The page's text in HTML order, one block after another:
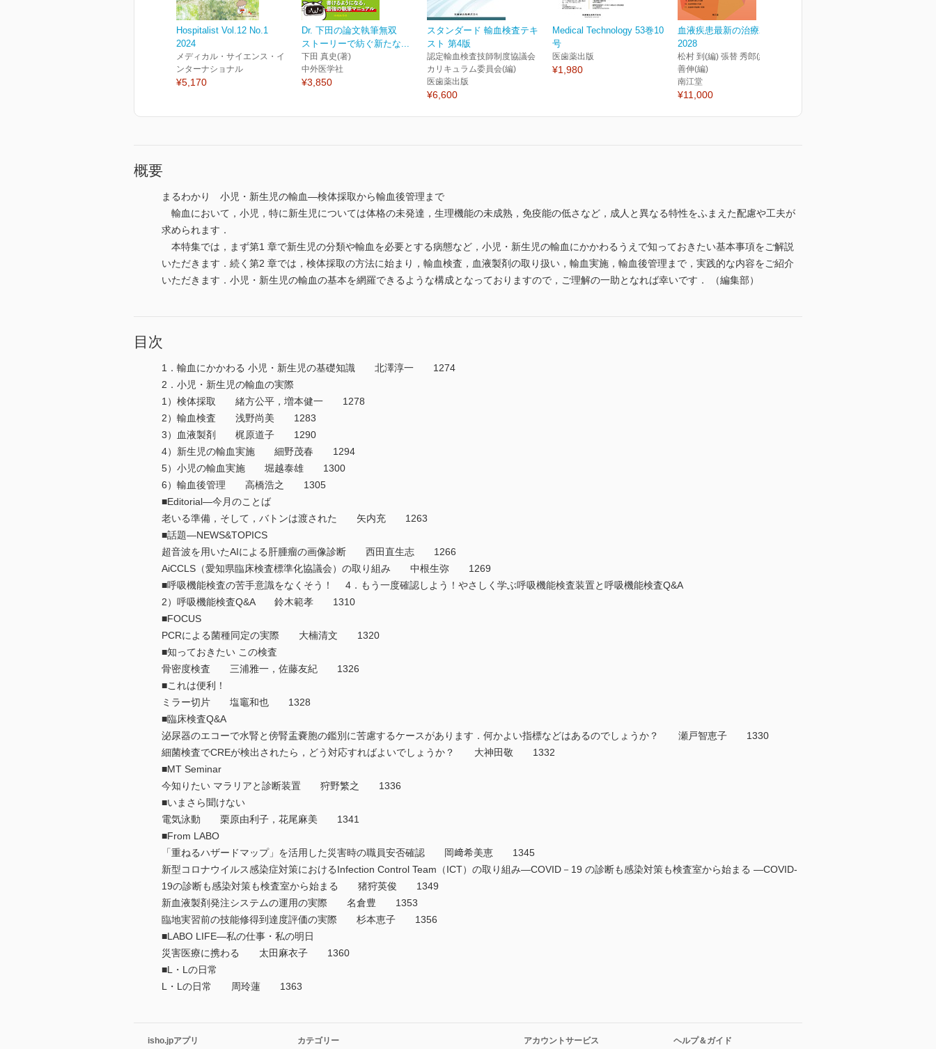
Hospitalist Vol.12 No.1
2024
メディカル・サイエンス・イ
ンターナショナル
¥5,170
Dr. 下田の論文執筆無双
ストーリーで紡ぐ新たな...
下田 真史(著)
中外医学社
¥3,850
スタンダード 輸血検査テキ
スト 第4版
認定輸血検査技師制度協議会
カリキュラム委員会(編)
医歯薬出版
¥6,600
Medical Technology 53巻10
号
医歯薬出版
¥1,980
血液疾患最新の治療2026-
2028
松村 到(編) 張替 秀郎(編) 神田
善伸(編)
南江堂
¥11,000
概要
まるわかり 小児・新生児の輸血―検体採取から輸血後管理まで
輸血において，小児，特に新生児については体格の未発達，生理機能の未成熟，免疫能の低さなど，成人と異なる特性をふまえた配慮や工夫が
求められます．
本特集では，まず第1 章で新生児の分類や輸血を必要とする病態など，小児・新生児の輸血にかかわるうえで知っておきたい基本事項をご解説
いただきます．続く第2 章では，検体採取の方法に始まり，輸血検査，血液製剤の取り扱い，輸血実施，輸血後管理まで，実践的な内容をご紹介
いただきます．小児・新生児の輸血の基本を網羅できるような構成となっておりますので，ご理解の一助となれば幸いです． （編集部）
目次
1．輸血にかかわる 小児・新生児の基礎知識 北澤淳一 1274
2．小児・新生児の輸血の実際
1）検体採取 緒方公平，増本健一 1278
2）輸血検査 浅野尚美 1283
3）血液製剤 梶原道子 1290
4）新生児の輸血実施 細野茂春 1294
5）小児の輸血実施 堀越泰雄 1300
6）輸血後管理 高橋浩之 1305
■Editorial―今月のことば
老いる準備，そして，バトンは渡された 矢内充 1263
■話題―NEWS&TOPICS
超音波を用いたAIによる肝腫瘤の画像診断 西田直生志 1266
AiCCLS（愛知県臨床検査標準化協議会）の取り組み 中根生弥 1269
■呼吸機能検査の苦手意識をなくそう！ 4．もう一度確認しよう！やさしく学ぶ呼吸機能検査装置と呼吸機能検査Q&A
2）呼吸機能検査Q&A 鈴木範孝 1310
■FOCUS
PCRによる菌種同定の実際 大楠清文 1320
■知っておきたい この検査
骨密度検査 三浦雅一，佐藤友紀 1326
■これは便利！
ミラー切片 塩竈和也 1328
■臨床検査Q&A
泌尿器のエコーで水腎と傍腎盂嚢胞の鑑別に苦慮するケースがあります．何かよい指標などはあるのでしょうか？ 瀬戸智恵子 1330
細菌検査でCREが検出されたら，どう対応すればよいでしょうか？ 大神田敬 1332
■MT Seminar
今知りたい マラリアと診断装置 狩野繁之 1336
■いまさら聞けない
電気泳動 栗原由利子，花尾麻美 1341
■From LABO
「重ねるハザードマップ」を活用した災害時の職員安否確認 岡﨑希美恵 1345
新型コロナウイルス感染症対策におけるInfection Control Team（ICT）の取り組み―COVID－19 の診断も感染対策も検査室から始まる ―COVID-
19の診断も感染対策も検査室から始まる 猪狩英俊 1349
新血液製剤発注システムの運用の実際 名倉豊 1353
臨地実習前の技能修得到達度評価の実際 杉本恵子 1356
■LABO LIFE―私の仕事・私の明日
災害医療に携わる 太田麻衣子 1360
■L・Lの日常
L・Lの日常 周玲蓮 1363
isho.jpアプリ カテゴリー アカウントサービス ヘルプ＆ガイド